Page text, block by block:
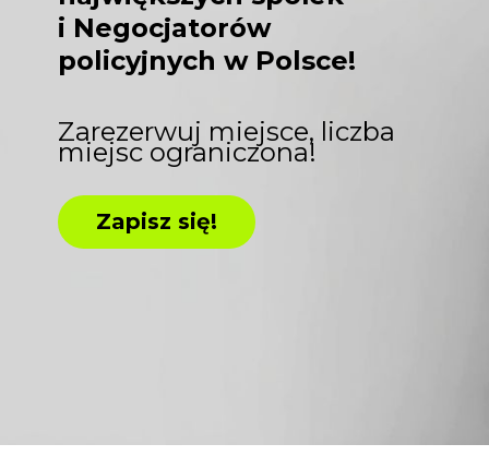
i Negocjatorów
policyjnych w Polsce!
Zarezerwuj miejsce, liczba
miejsc ograniczona!
Zapisz się!